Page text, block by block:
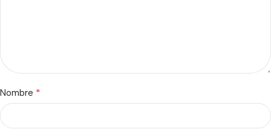
Nombre *